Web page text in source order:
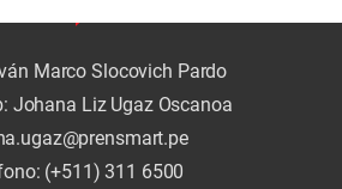
Marco Slocovich Pardo
Johana Liz Ugaz Oscanoa
(+511) 311 6500